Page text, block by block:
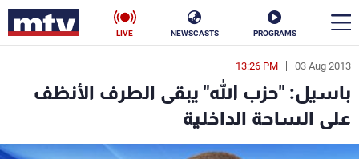
PROGRAMS
NEWSCASTS
LIVE
03 Aug 2013
13:26 PM
باسيل: "حزب الله" يبقى الطرف الأنظف
على الساحة الداخلية
en
الأخبار
سياسة ناس